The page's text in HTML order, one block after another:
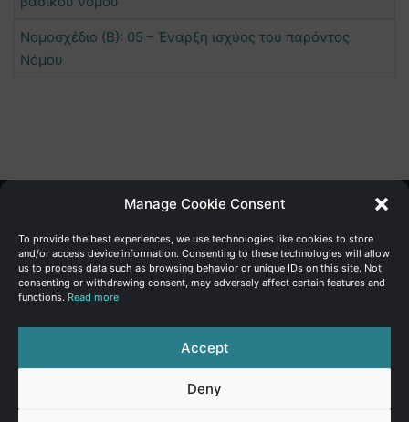
Manage Cookie Consent
To provide the best experiences, we use technologies like cookies to store
and/or access device information. Consenting to these technologies will allow
us to process data such as browsing behavior or unique IDs on this site. Not
consenting or withdrawing consent, may adversely affect certain features and
functions. Read more
Accept
Deny
Νομοσχέδιο (Β): 05 – Έναρξη ισχύος του παρόντος
Νόμου
Γενική Διεύθυνση Ανάπτυξης
Υπουργείο Οικονομικών | Κυπριακή Δημοκρατία
Ιστ: